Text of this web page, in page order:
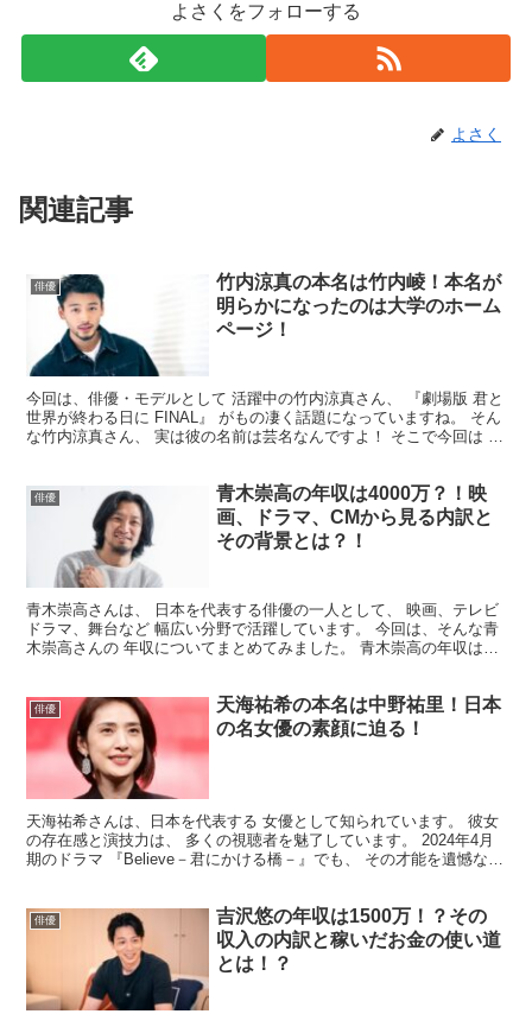
よさくをフォローする
よさく
関連記事
俳優
竹内涼真の本名は竹内崚！本名が
明らかになったのは大学のホーム
ページ！
今回は、俳優・モデルとして 活躍中の竹内涼真さん、 『劇場版 君と
世界が終わる日に FINAL』 がもの凄く話題になっていますね。 そん
な竹内涼真さん、 実は彼の名前は芸名なんですよ！ そこで今回は 竹
俳優
青木崇高の年収は4000万？！映
画、ドラマ、CMから見る内訳と
その背景とは？！
青木崇高さんは、 日本を代表する俳優の一人として、 映画、テレビ
ドラマ、舞台など 幅広い分野で活躍しています。 今回は、そんな青
木崇高さんの 年収についてまとめてみました。 青木崇高の年収は？
俳優
天海祐希の本名は中野祐里！日本
の名女優の素顔に迫る！
天海祐希さんは、日本を代表する 女優として知られています。 彼女
の存在感と演技力は、 多くの視聴者を魅了しています。 2024年4月
期のドラマ 『Believe－君にかける橋－』でも、 その才能を遺憾なく
俳優
吉沢悠の年収は1500万！？その
収入の内訳と稼いだお金の使い道
とは！？